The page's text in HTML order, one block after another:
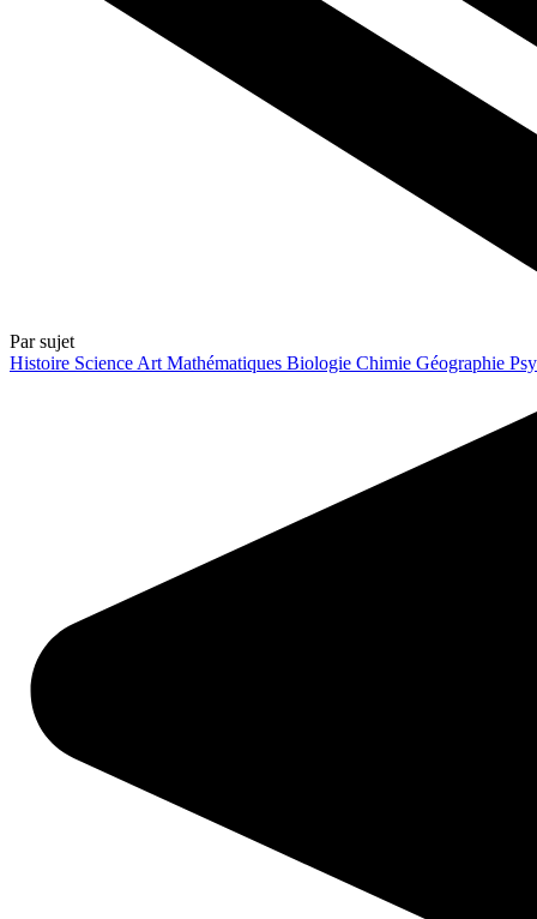
Par sujet
Histoire Science Art Mathématiques Biologie Chimie Géographie